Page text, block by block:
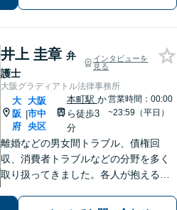
まいります。解決見込みや弁護士費用
井上 圭章 弁
護士
インタビューを
見る
大阪グラディアトル法律事務所
大
阪
府
|
大阪
市中
央区
本町駅 か
ら徒歩3
分
営業時間：00:00
~23:59（平日）
離婚などの男女間トラブル、債権回
収、消費者トラブルなどの分野を多く
取り扱ってきました。各人が抱えるト
法があります。詳細な打ち合わせをさ